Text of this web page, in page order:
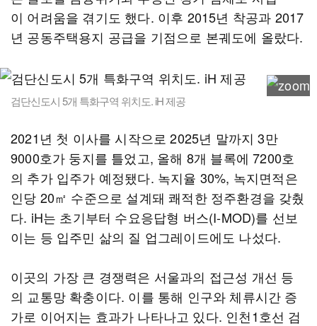
이 어려움을 겪기도 했다. 이후 2015년 착공과 2017
년 공동주택용지 공급을 기점으로 본궤도에 올랐다.
검단신도시 5개 특화구역 위치도. iH 제공
2021년 첫 이사를 시작으로 2025년 말까지 3만
9000호가 둥지를 틀었고, 올해 8개 블록에 7200호
의 추가 입주가 예정됐다. 녹지율 30%, 녹지면적은
인당 20㎡ 수준으로 설계돼 쾌적한 정주환경을 갖췄
다. iH는 초기부터 수요응답형 버스(I-MOD)를 선보
이는 등 입주민 삶의 질 업그레이드에도 나섰다.
이곳의 가장 큰 경쟁력은 서울과의 접근성 개선 등
의 교통망 확충이다. 이를 통해 인구와 체류시간 증
가로 이어지는 효과가 나타나고 있다. 인천1호선 검